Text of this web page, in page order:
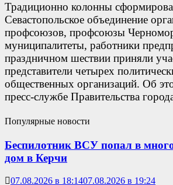
Традиционно колонны
Севастопольское объединение
профсоюзов, профсоюзы
муниципалитеты, работники
праздничном шествии приняли
представители четырех
общественных организаций. Об
пресс-службе Правительства
Популярные новости
Беспилотник ВСУ попал в
дом в Керчи
07.08.2026 в 18:1407.08.2026 в 19:24